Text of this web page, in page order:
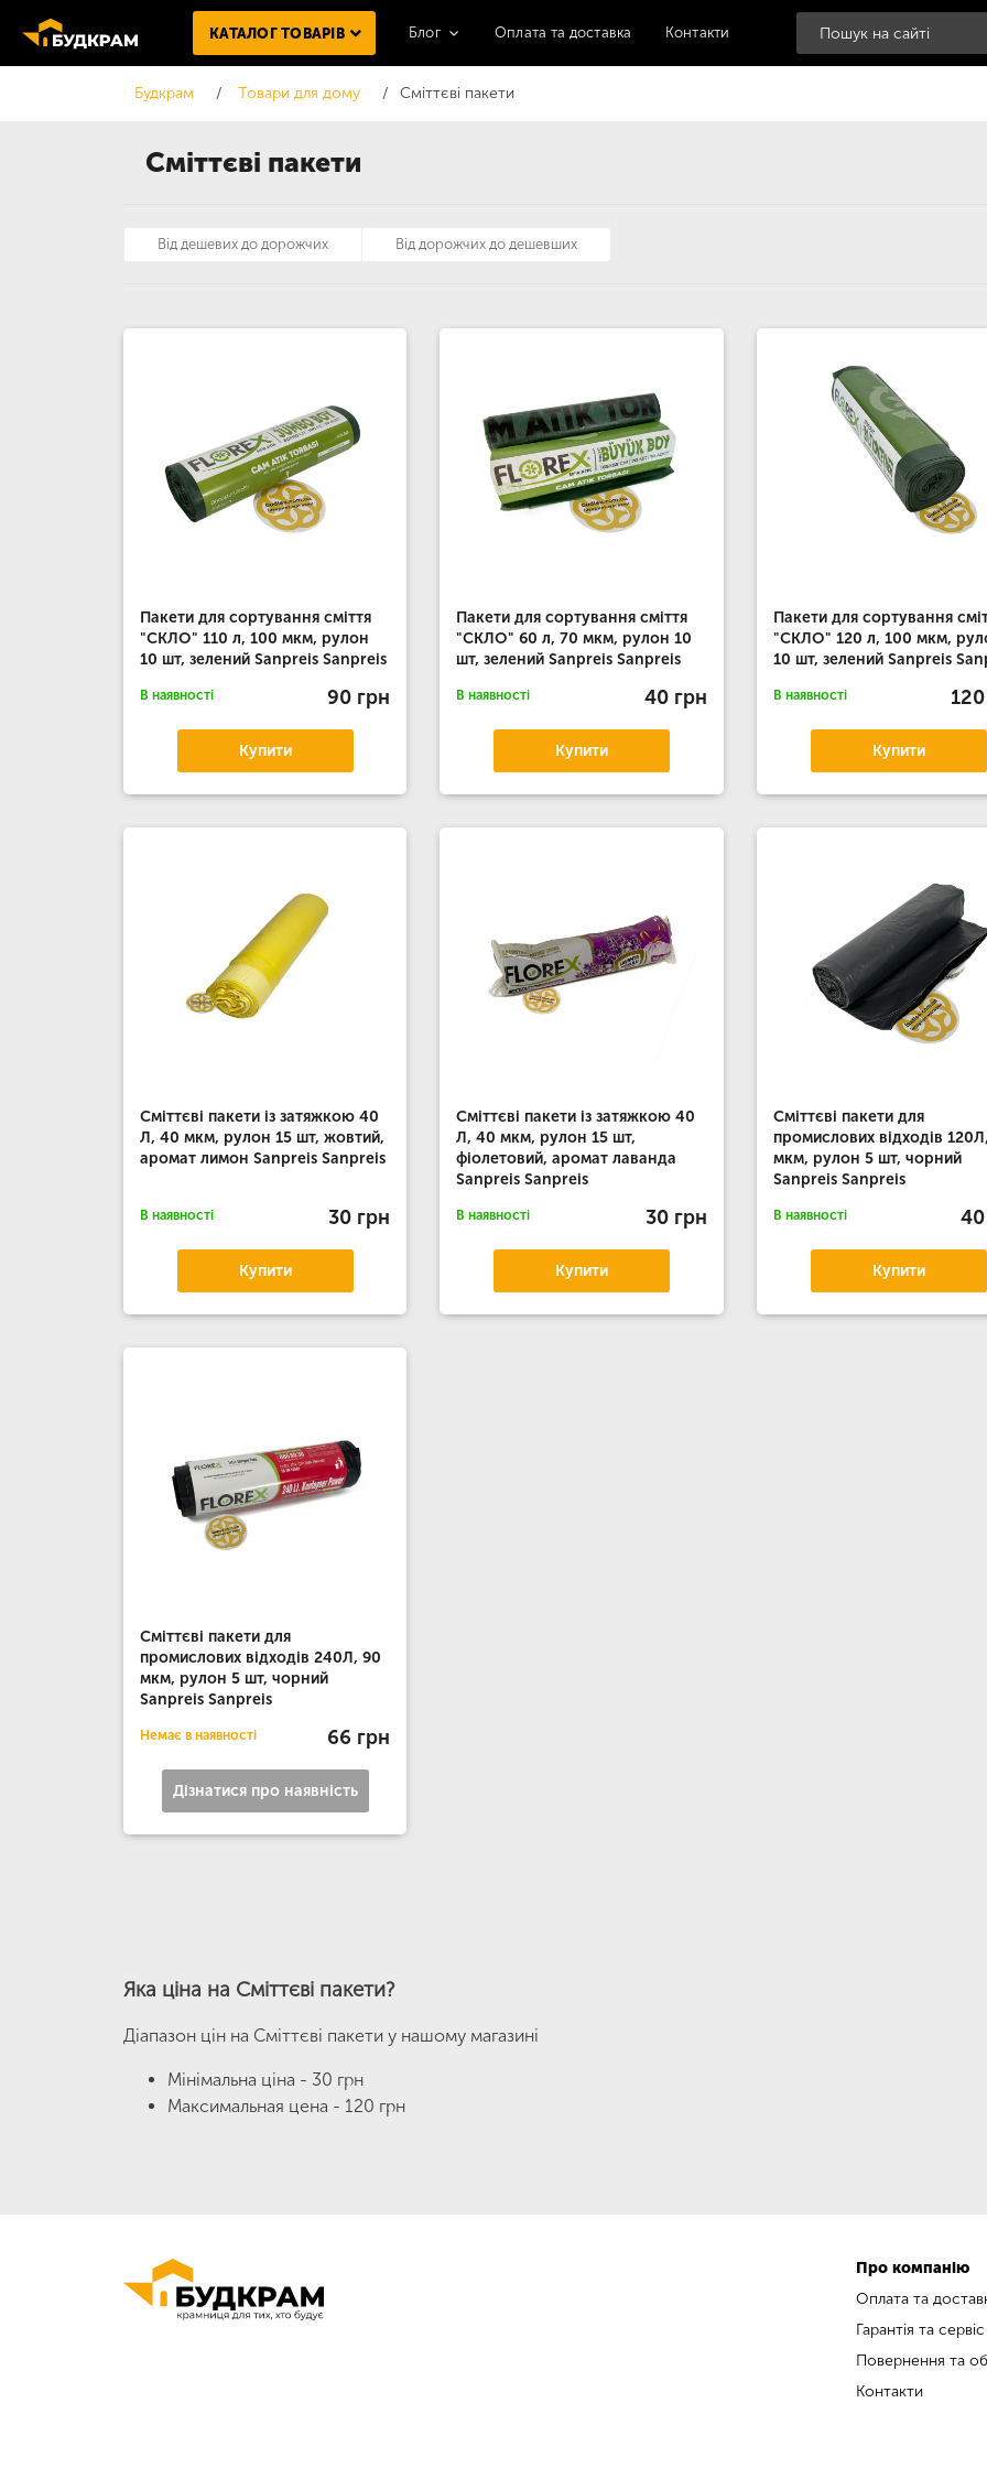
Сміттєві пакети
КАТАЛОГ ТОВАРІВ Блог Оплата та доставка Контакти
Будкрам Товари для дому Сміттєві пакети
Пакети для сортування сміття
"СКЛО" 110 л, 100 мкм, рулон
10 шт, зелений Sanpreis Sanpreis
В наявності 90 грн
Купити
Пакети для сортування сміття
"СКЛО" 60 л, 70 мкм, рулон 10
шт, зелений Sanpreis Sanpreis
В наявності 40 грн
Купити
Пакети для сортування
"СКЛО" 120 л, 100 мкм,
10 шт, зелений Sanpreis
В наявності
Купити
Сміттєві пакети із затяжкою 40
Л, 40 мкм, рулон 15 шт, жовтий,
аромат лимон Sanpreis Sanpreis
В наявності 30 грн
Купити
Сміттєві пакети із затяжкою 40
Л, 40 мкм, рулон 15 шт,
фіолетовий, аромат лаванда
Sanpreis Sanpreis
В наявності 30 грн
Купити
Сміттєві пакети для
промислових відходів
мкм, рулон 5 шт, чорний
Sanpreis Sanpreis
В наявності
Купити
Сміттєві пакети для
промислових відходів 240Л, 90
мкм, рулон 5 шт, чорний
Sanpreis Sanpreis
Немає в наявності 66 грн
Дізнатися про наявність
Від дешевих до дорожчих Від дорожчих до дешевших
Яка ціна на Сміттєві пакети?
Діапазон цін на Сміттєві пакети у нашому магазині
Мінімальна ціна - 30 грн
Максимальная цена - 120 грн
Про компанію
Оплата та
Гарантія та сервіс
Повернення та
Контакти